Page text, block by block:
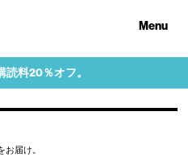
Menu
料20％オフ。
お届け。